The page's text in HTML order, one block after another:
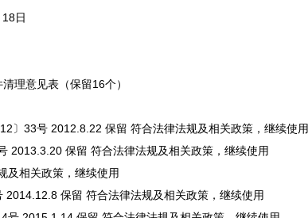
月18日
理意见表（保留16个）
〕33号 2012.8.22 保留 符合法律法规及相关政策，继续使用
2013.3.20 保留 符合法律法规及相关政策，继续使用
及相关政策，继续使用
保留 符合法律法规及相关政策，继续使用